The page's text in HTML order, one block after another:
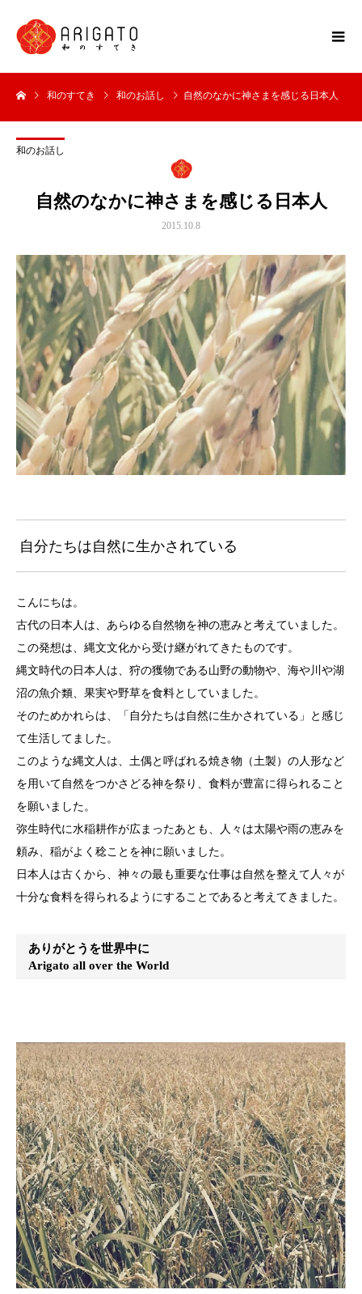
和のすてき 和のお話し 自然のなかに神さまを感じる日本人
和のお話し
自然のなかに神さまを感じる日本人
2015.10.8
自分たちは自然に生かされている
こんにちは。
古代の日本人は、あらゆる自然物を神の恵みと考えていました。
この発想は、縄文文化から受け継がれてきたものです。
縄文時代の日本人は、狩の獲物である山野の動物や、海や川や湖
沼の魚介類、果実や野草を食料としていました。
そのためかれらは、「自分たちは自然に生かされている」と感じ
て生活してました。
このような縄文人は、土偶と呼ばれる焼き物（土製）の人形など
を用いて自然をつかさどる神を祭り、食料が豊富に得られること
を願いました。
弥生時代に水稲耕作が広まったあとも、人々は太陽や雨の恵みを
頼み、稲がよく稔ことを神に願いました。
日本人は古くから、神々の最も重要な仕事は自然を整えて人々が
十分な食料を得られるようにすることであると考えてきました。
ありがとうを世界中に
Arigato all over the World